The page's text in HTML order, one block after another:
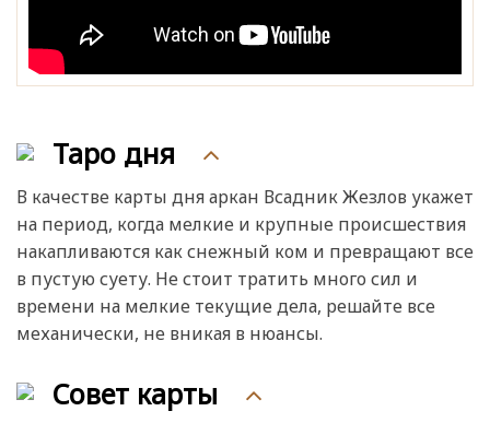
Таро дня
В качестве карты дня аркан Всадник Жезлов укажет
на период, когда мелкие и крупные происшествия
накапливаются как снежный ком и превращают все
в пустую суету. Не стоит тратить много сил и
времени на мелкие текущие дела, решайте все
механически, не вникая в нюансы.
Совет карты